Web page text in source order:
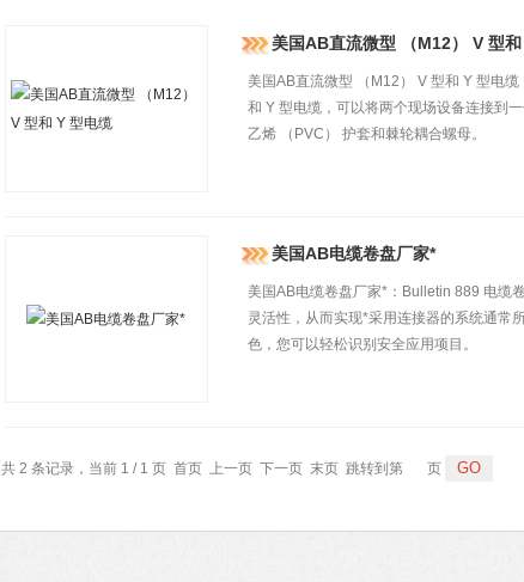
美国AB直流微型 （M12） V 型
美国AB直流微型 （M12） V 型和 Y 型电
和 Y 型电缆，可以将两个现场设备连接到
乙烯 （PVC） 护套和棘轮耦合螺母。
美国AB电缆卷盘厂家*
美国AB电缆卷盘厂家*：Bulletin 889 电缆
灵活性，从而实现*采用连接器的系统通常
色，您可以轻松识别安全应用项目。
共 2 条记录，当前 1 / 1 页 首页 上一页 下一页 末页 跳转到第 页